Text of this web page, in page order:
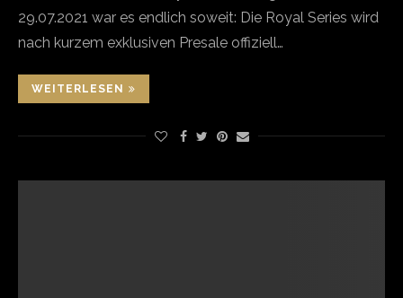
29.07.2021 war es endlich soweit: Die Royal Series wird
nach kurzem exklusiven Presale offiziell…
WEITERLESEN